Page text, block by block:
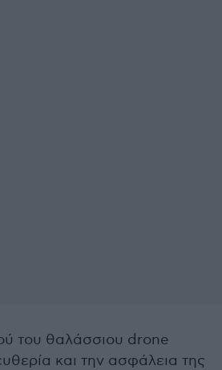
του θαλάσσιου drone
και την ασφάλεια της